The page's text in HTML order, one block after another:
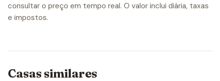
consultar o preço em tempo real. O valor inclui diária, taxas
e impostos.
Casas similares